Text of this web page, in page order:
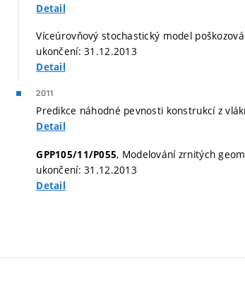
Detail
Víceúrovňový stochastický model
ukončení: 31.12.2013
Detail
2011
Predikce náhodné pevnosti konstrukcí z
Detail
GPP105/11/P055, Modelování zrnitých
ukončení: 31.12.2013
Detail